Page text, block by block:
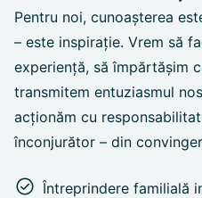
Pentru noi, cunoașterea
– este inspirație. Vrem să
experiență, să împărtășim
transmitem entuziasmul
acționăm cu
înconjurător – din
Întreprindere familială